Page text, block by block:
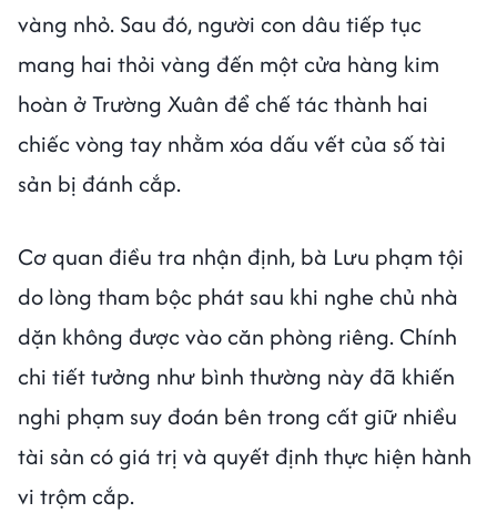
vàng nhỏ. Sau đó, người con dâu tiếp tục
mang hai thỏi vàng đến một cửa hàng kim
hoàn ở Trường Xuân để chế tác thành hai
chiếc vòng tay nhằm xóa dấu vết của số tài
sản bị đánh cắp.
Cơ quan điều tra nhận định, bà Lưu phạm tội
do lòng tham bộc phát sau khi nghe chủ nhà
dặn không được vào căn phòng riêng. Chính
chi tiết tưởng như bình thường này đã khiến
nghi phạm suy đoán bên trong cất giữ nhiều
tài sản có giá trị và quyết định thực hiện hành
vi trộm cắp.